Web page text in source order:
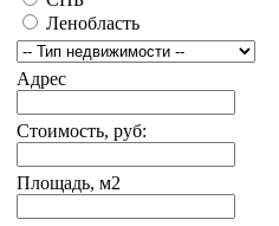
Ленобласть
Адрес
Стоимость, руб:
Площадь, м2